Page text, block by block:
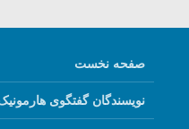
صفحه نخست
نویسندگان گفتگوی